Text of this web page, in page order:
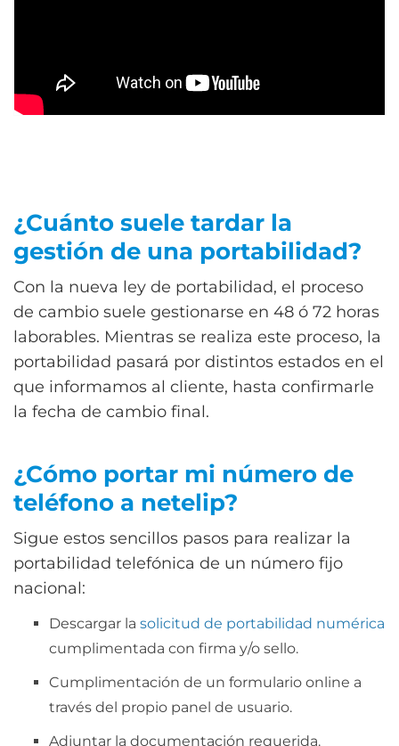
¿Cuánto suele tardar la
gestión de una portabilidad?
Con la nueva ley de portabilidad, el proceso
de cambio suele gestionarse en 48 ó 72 horas
laborables. Mientras se realiza este proceso, la
portabilidad pasará por distintos estados en el
que informamos al cliente, hasta confirmarle
la fecha de cambio final.
¿Cómo portar mi número de
teléfono a netelip?
Sigue estos sencillos pasos para realizar la
portabilidad telefónica de un número fijo
nacional:
Descargar la solicitud de portabilidad numérica
cumplimentada con firma y/o sello.
Cumplimentación de un formulario online a
través del propio panel de usuario.
Adjuntar la documentación requerida.